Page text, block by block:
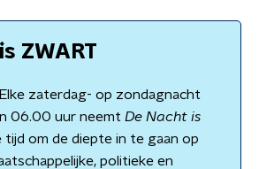
ZWART
zaterdag- op zondagnacht
06.00 uur neemt De Nacht is
om de diepte in te gaan op
politieke en